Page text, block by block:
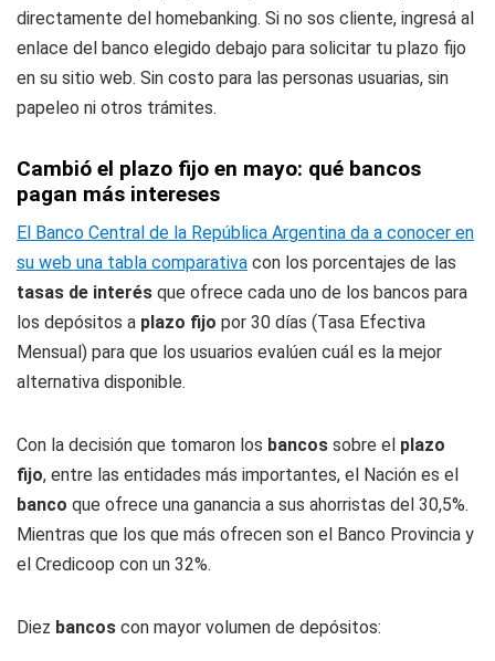
directamente del homebanking. Si no sos cliente, ingresá al
enlace del banco elegido debajo para solicitar tu plazo fijo
en su sitio web. Sin costo para las personas usuarias, sin
papeleo ni otros trámites.
Cambió el plazo fijo en mayo: qué bancos
pagan más intereses
El Banco Central de la República Argentina da a conocer en
su web una tabla comparativa con los porcentajes de las
tasas de interés que ofrece cada uno de los bancos para
los depósitos a plazo fijo por 30 días (Tasa Efectiva
Mensual) para que los usuarios evalúen cuál es la mejor
alternativa disponible.
Con la decisión que tomaron los bancos sobre el plazo
fijo, entre las entidades más importantes, el Nación es el
banco que ofrece una ganancia a sus ahorristas del 30,5%.
Mientras que los que más ofrecen son el Banco Provincia y
el Credicoop con un 32%.
Diez bancos con mayor volumen de depósitos: